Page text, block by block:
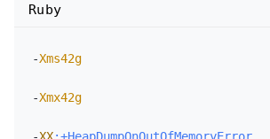
-Xms42g
-Xmx42g
Ruby